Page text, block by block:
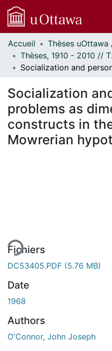
Communautés
et collections
Parcourir
À propos
Accueil
Socialization
problems as
constructs in
Mowrerian
Fichiers
DC53405.PDF (5.76 MB)
Date
1968
Authors
O'Connor, John Joseph